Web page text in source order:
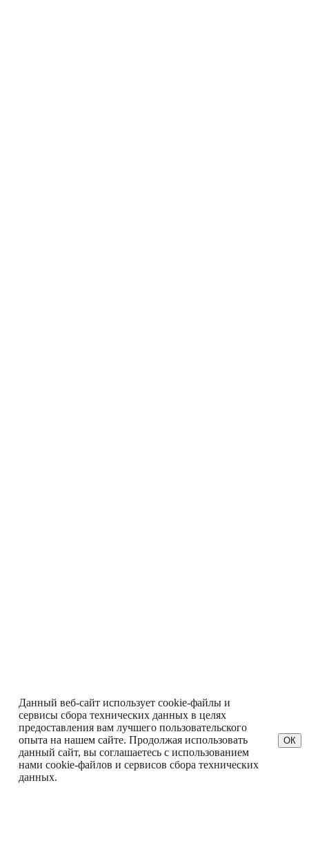
Данный веб-сайт использует cookie-файлы и
сервисы сбора технических данных в целях
предоставления вам лучшего пользовательского
опыта на нашем сайте. Продолжая использовать
данный сайт, вы соглашаетесь с использованием
нами cookie-файлов и сервисов сбора технических
данных.
ОК